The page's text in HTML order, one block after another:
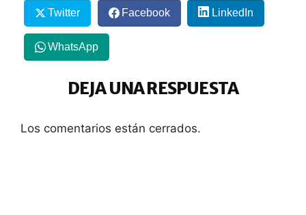
Twitter Facebook LinkedIn
WhatsApp
DEJA UNA RESPUESTA
Los comentarios están cerrados.